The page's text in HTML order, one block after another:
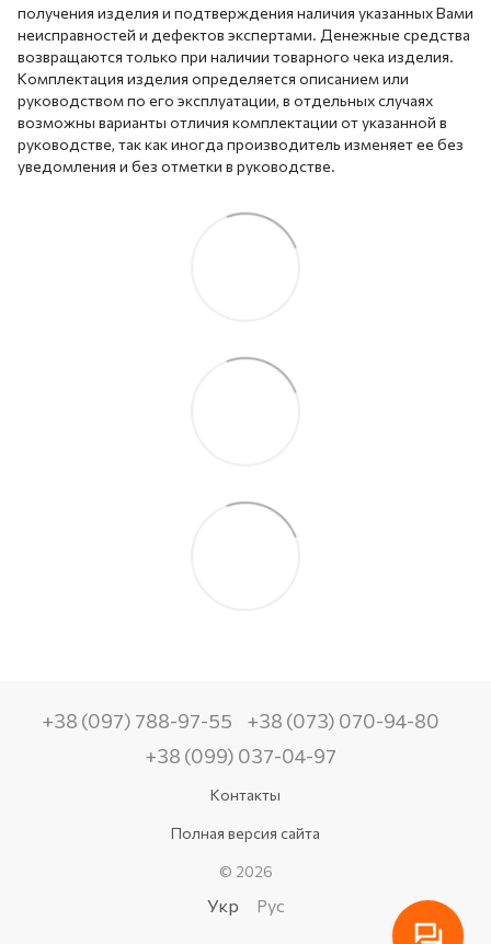
получения изделия и подтверждения наличия указанных Вами
неисправностей и дефектов экспертами. Денежные средства
возвращаются только при наличии товарного чека изделия.
Комплектация изделия определяется описанием или
руководством по его эксплуатации, в отдельных случаях
возможны варианты отличия комплектации от указанной в
руководстве, так как иногда производитель изменяет ее без
уведомления и без отметки в руководстве.
+38 (097) 788-97-55
+38 (073) 070-94-80
+38 (099) 037-04-97
Контакты
Полная версия сайта
© 2026
Укр Рус